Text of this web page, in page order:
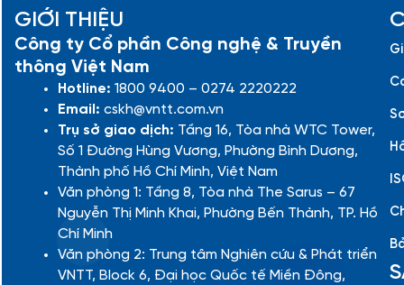
GIỚI THIỆU
Công ty Cổ phần Công nghệ & Truyền
thông Việt Nam
Hotline: 1800 9400 – 0274 2220222
Email: cskh@vntt.com.vn
Trụ sở giao dịch: Tầng 16, Tòa nhà WTC Tower,
Số 1 Đường Hùng Vương, Phường Bình Dương,
Thành phố Hồ Chí Minh, Việt Nam
Văn phòng 1: Tầng 8, Tòa nhà The Sarus – 67
Nguyễn Thị Minh Khai, Phường Bến Thành, TP. Hồ
Chí Minh
Văn phòng 2: Trung tâm Nghiên cứu & Phát triển
VNTT, Block 6, Đại học Quốc tế Miền Đông,